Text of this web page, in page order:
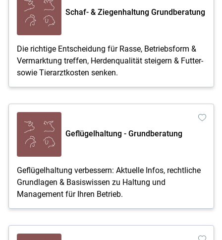
Schaf- & Ziegenhaltung Grundberatung
Die richtige Entscheidung für Rasse, Betriebsform &
Vermarktung treffen, Herdenqualität steigern & Futter-
sowie Tierarztkosten senken.
Geflügelhaltung - Grundberatung
Geflügelhaltung verbessern: Aktuelle Infos, rechtliche
Grundlagen & Basiswissen zu Haltung und
Management für Ihren Betrieb.